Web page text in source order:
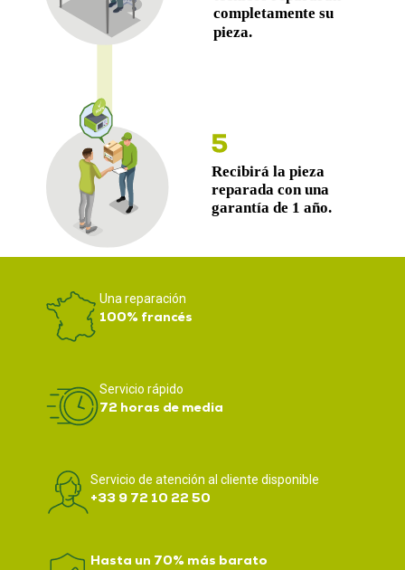
Una reparación
100% francés
Servicio rápido
72 horas de media
Servicio de atención al cliente disponible
+33 9 72 10 22 50
Hasta un 70% más barato